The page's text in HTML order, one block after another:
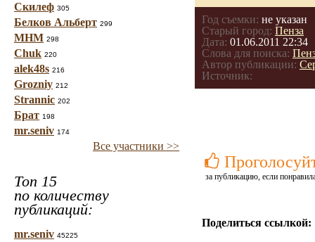
Скилеф 305
Белков Альберт 299
МНМ 298
Chuk 220
alek48s 216
Grozniy 212
Strannic 202
Брат 198
mr.seniv 174
Все участники >>
Топ 15
по количеству
публикаций:
mr.seniv 45225
Год съемки: не указан
Старый город: Пенза
Дата: 01.06.2011 22:34
Слова для поиска:
Автор публикации:
Источник:
за публикацию, если
Поделиться ссылкой: